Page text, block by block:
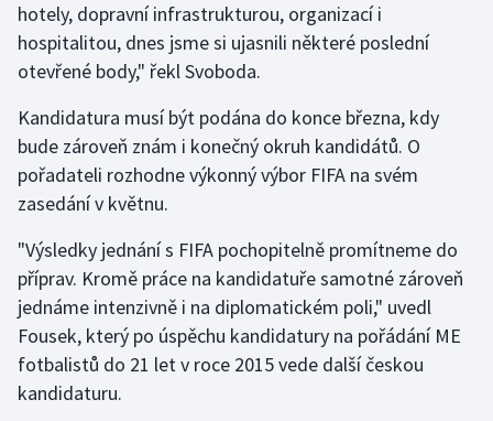
Moderní pětiboj
Olympijské hry
Parasport
Plavání
Plážový volejbal
Ragby
hotely, dopravní infrastrukturou, organizací i
hospitalitou, dnes jsme si ujasnili některé poslední
otevřené body," řekl Svoboda.
Kandidatura musí být podána do konce března, kdy
bude zároveň znám i konečný okruh kandidátů. O
pořadateli rozhodne výkonný výbor FIFA na svém
zasedání v květnu.
"Výsledky jednání s FIFA pochopitelně promítneme do
příprav. Kromě práce na kandidatuře samotné zároveň
jednáme intenzivně i na diplomatickém poli," uvedl
Fousek, který po úspěchu kandidatury na pořádání ME
fotbalistů do 21 let v roce 2015 vede další českou
kandidaturu.